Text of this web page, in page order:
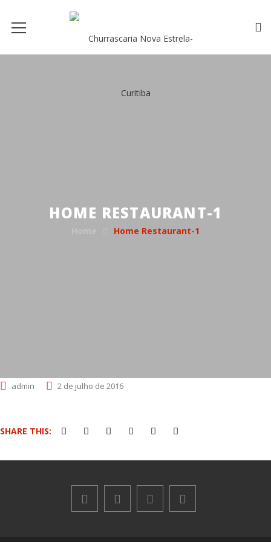
HOME RESTAURANT-1
Home Restaurant-1
admin 2 de julho de 2016
SHARE THIS: